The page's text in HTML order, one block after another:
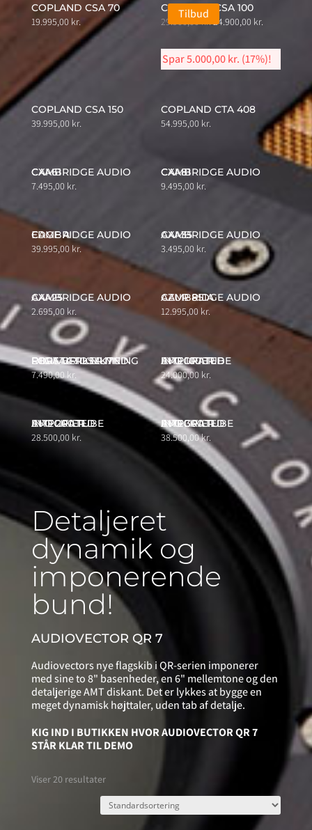
COPLAND CSA 70
19.995,00 kr.
Tilbud
COPLAND CSA 100
29.900,00kr. Original
was:
24.900,00 kr.
is:
Spar5.000,00kr. (17%)!
COPLAND CSA 150
39.995,00 kr.
COPLAND CTA 408
54.995,00 kr.
CAMBRIDGE AUDIO CXA61
7.495,00 kr.
CAMBRIDGE AUDIO CXA81
9.495,00 kr.
CAMBRIDGE AUDIO EDGE A
39.995,00 kr.
CAMBRIDGE AUDIO AXA35
3.495,00 kr.
CAMBRIDGE AUDIO AXA25
2.695,00 kr.
CAMBRIDGE AUDIO AZUR 851A
12.995,00 kr.
REGA BRIO MK7 FORSTÆRKER MED DIGITAL TILSLUTNING
7.490,00 kr.
EVO 100 TUBE INTEGRATED AMPLIFIER
24.000,00 kr.
EVO 200 TUBE INTEGRATED AMPLIFIER
28.500,00 kr.
EVO 300 TUBE INTEGRATED AMPLIFIER
38.500,00kr.
Detaljeret
dynamik og
imponerende
bund!
AUDIOVECTOR QR 7
Audiovectors nye flagskib i QR-serien imponerer
med sine to 8" basenheder, en 6" mellemtone og den
detaljerige AMT diskant. Det er lykkes at bygge en
meget dynamisk højttaler, uden tab af detalje.
KIG IND I BUTIKKEN HVOR AUDIOVECTOR QR 7
STÅR KLAR TIL DEMO
Viser 20 resultater